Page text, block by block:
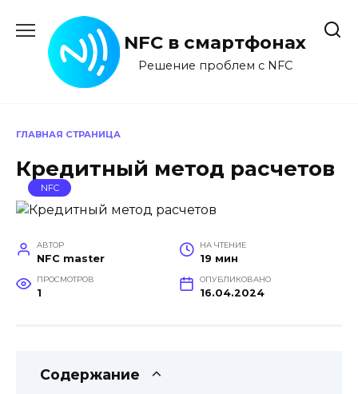
содержанию
NFC в смартфонах
Решение проблем с NFC
ГЛАВНАЯ СТРАНИЦА
Кредитный метод расчетов
NFC
АВТОР
NFC master
НА ЧТЕНИЕ
19 мин
ПРОСМОТРОВ
1
ОПУБЛИКОВАНО
16.04.2024
Содержание